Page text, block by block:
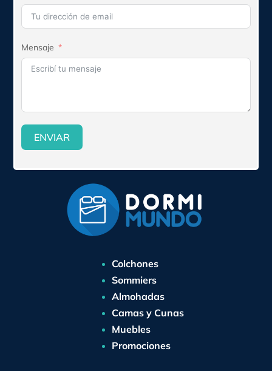
Colchones
Sommiers
Almohadas
Camas y Cunas
Muebles
Promociones
Mensaje
ENVIAR